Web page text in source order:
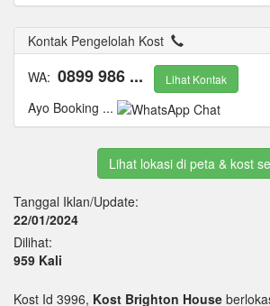
Kontak Pengelolah Kost
WA: 0899 986 ... Lihat Kontak
Ayo Booking ...
Lihat lokasi di peta & kost
Tanggal Iklan/Update:
22/01/2024
Dilihat:
959 Kali
Kost Id 3996, Kost Brighton House